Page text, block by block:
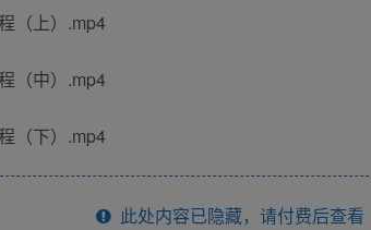
（上）.mp4
（中）.mp4
（下）.mp4
此处内容已隐藏，请付费后查看